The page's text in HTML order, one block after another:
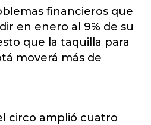
financieros que
en enero al 9% de su
que la taquilla para
moverá más de
circo amplió cuatro